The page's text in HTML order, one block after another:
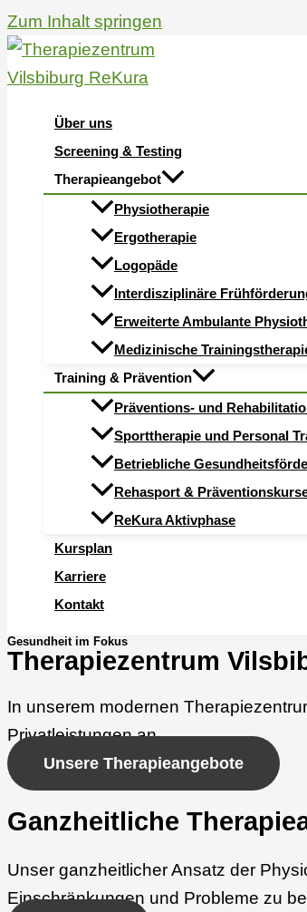
Zum Inhalt springen
Über uns
Screening & Testing
Therapieangebot
Physiotherapie
Ergotherapie
Logopäde
Interdisziplinäre
Erweiterte Ambulante
Medizinische
Training & Prävention
Präventions- und
Sporttherapie und Personal
Betriebliche
Rehasport &
ReKura Aktivphase
Kursplan
Karriere
Kontakt
Gesundheit im Fokus
Therapiezentrum
In unserem modernen
Privatleistungen an.
Unsere Therapieangebote
Ganzheitliche
Unser ganzheitlicher Ansatz der
Einschränkungen und Probleme zu